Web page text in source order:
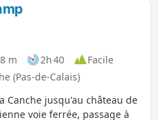
m 2h 40
Facile
(Pas-de-Calais)
Canche jusqu'au château de
voie ferrée, passage à